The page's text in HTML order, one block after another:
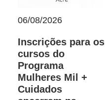
06/08/2026
Inscrições para os
cursos do
Programa
Mulheres Mil +
Cuidados